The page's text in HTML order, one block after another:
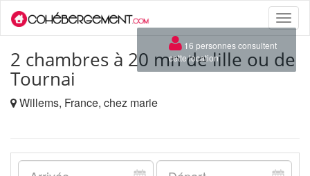
Toggle
2 chambres à 20 mn de lille ou de
Tournai
Willems, France, chez marie
×
16 personnes consultent
cette location